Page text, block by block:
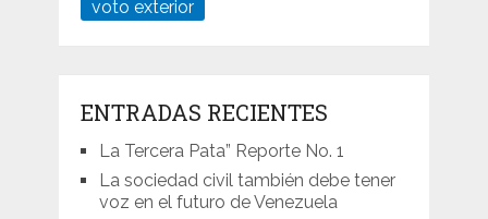
voto exterior
ENTRADAS RECIENTES
La Tercera Pata” Reporte No. 1
La sociedad civil también debe tener
voz en el futuro de Venezuela